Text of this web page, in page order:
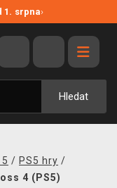
1. srpna›
Hledat
/ PS5 hry /
4 (PS5)